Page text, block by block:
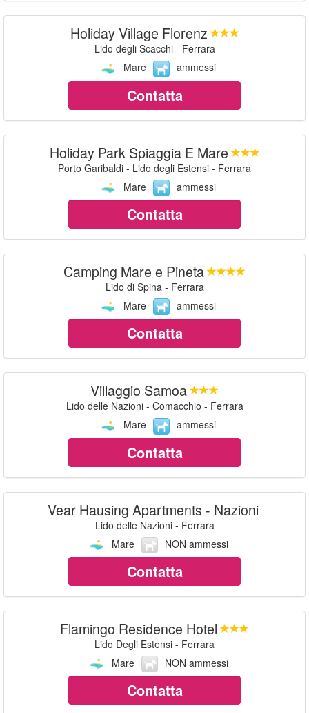
Holiday Village Florenz
Lido degli Scacchi - Ferrara
Mare
ammessi
Contatta
Holiday Park Spiaggia E Mare
Porto Garibaldi - Lido degli Estensi - Ferrara
Mare
ammessi
Contatta
Camping Mare e Pineta
Lido di Spina - Ferrara
Mare
ammessi
Contatta
Villaggio Samoa
Lido delle Nazioni - Comacchio - Ferrara
Mare
ammessi
Contatta
Vear Hausing Apartments - Nazioni
Lido delle Nazioni - Ferrara
Mare
NON ammessi
Contatta
Flamingo Residence Hotel
Lido Degli Estensi - Ferrara
Mare
NON ammessi
Contatta